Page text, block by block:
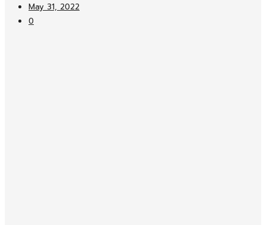
May 31, 2022
0